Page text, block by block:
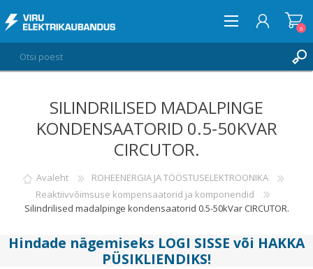
LOGI SISSE
SOOVIKORV
0
0
SILINDRILISED MADALPINGE
KONDENSAATORID 0.5-50KVAR
CIRCUTOR.
Avaleht
ROHEENERGIA JA TÖÖSTUSELEKTROONIKA
Reaktiivvõimsuse kompensaatorid ja komponendid
Silindrilised madalpinge kondensaatorid 0.5-50kVar CIRCUTOR.
Hindade nägemiseks LOGI SISSE või HAKKA
PÜSIKLIENDIKS!